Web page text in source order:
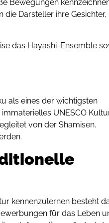
Bewegungen
Darsteller ihre Gesichter,
das Hayashi-Ensemble
als eines der wichtigsten
UNESCO
von der Shamisen.
kennenzulernen besteht
für das Leben